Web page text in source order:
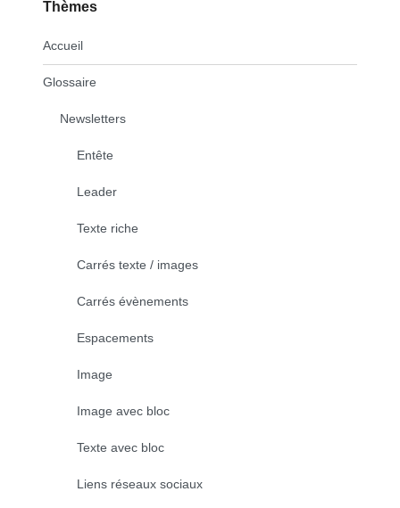
Thèmes
Accueil
Glossaire
Newsletters
Entête
Leader
Texte riche
Carrés texte / images
Carrés évènements
Espacements
Image
Image avec bloc
Texte avec bloc
Liens réseaux sociaux